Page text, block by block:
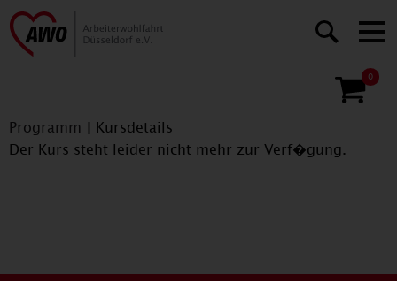
0
Programm
Kursdetails
Der Kurs steht leider nicht mehr zur Verf�gung.